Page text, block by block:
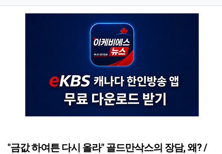
이슈 브리핑
"금값 하여튼 다시 올라" 골드만삭스의 장담, 왜? /